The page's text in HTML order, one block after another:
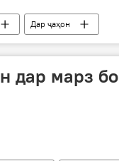
Дар ҷаҳон
дар марз бо